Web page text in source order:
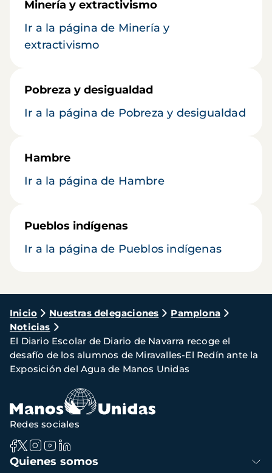
Minería y extractivismo
Ir a la página de Minería y
extractivismo
Pobreza y desigualdad
Ir a la página de Pobreza y desigualdad
Hambre
Ir a la página de Hambre
Pueblos indígenas
Ir a la página de Pueblos indígenas
Ruta
de
navegación
Inicio Nuestras delegaciones
Pamplona
Noticias
El Diario Escolar de Diario de Navarra recoge el
desafío de los alumnos de Miravalles-El Redín ante la
Exposición del Agua de Manos Unidas
Navegación
principal
Quienes somos
Redes sociales